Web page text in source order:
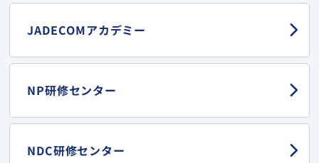
JADECOMアカデミー
NP研修センター
NDC研修センター